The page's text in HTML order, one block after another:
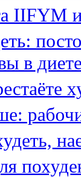
IIFYM
в